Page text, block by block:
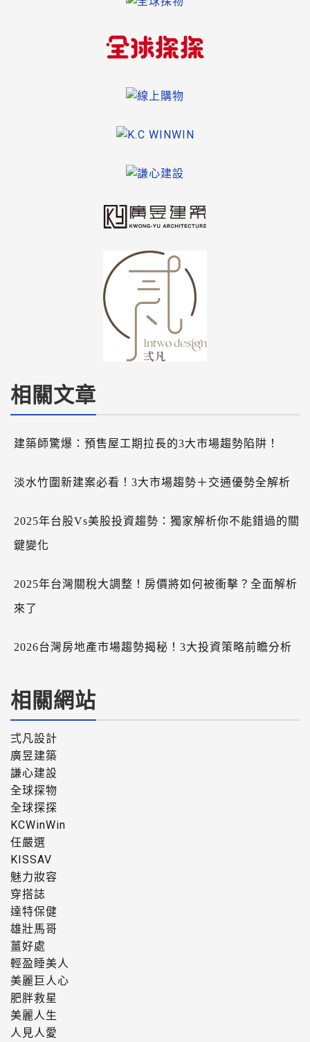
相關文章
建築師驚爆：預售屋工期拉長的3大市場趨勢陷阱！
淡水竹圍新建案必看！3大市場趨勢＋交通優勢全解析
2025年台股vs美股投資趨勢：獨家解析你不能錯過的關
鍵變化
2025年台灣關稅大調整！房價將如何被衝擊？全面解析
來了
2026台灣房地產市場趨勢揭秘！3大投資策略前瞻分析
相關網站
弍凡設計
廣昱建築
謙心建設
全球探物
全球探探
KCWinWin
任嚴選
KISSAV
魅力妝容
穿搭誌
達特保健
雄壯馬哥
薑好處
輕盈睡美人
美麗巨人心
肥胖救星
美麗人生
人見人愛